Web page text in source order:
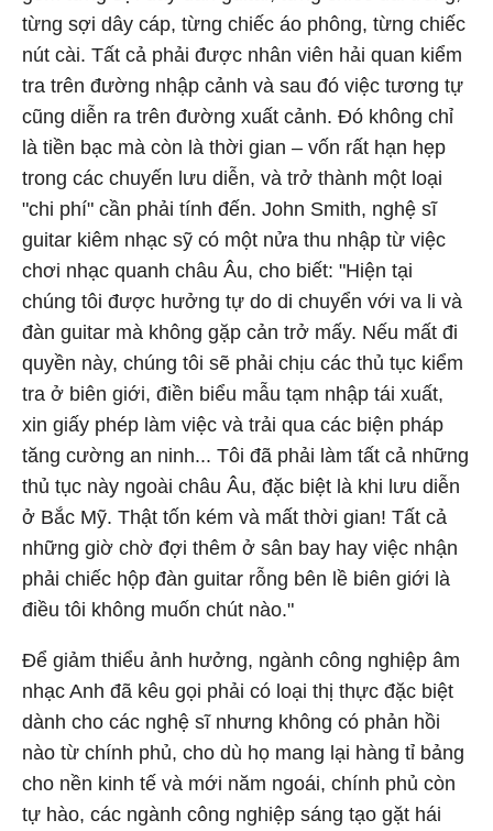
từng sợi dây cáp, từng chiếc áo phông, từng chiếc
nút cài. Tất cả phải được nhân viên hải quan kiểm
tra trên đường nhập cảnh và sau đó việc tương tự
cũng diễn ra trên đường xuất cảnh. Đó không chỉ
là tiền bạc mà còn là thời gian – vốn rất hạn hẹp
trong các chuyến lưu diễn, và trở thành một loại
"chi phí" cần phải tính đến. John Smith, nghệ sĩ
guitar kiêm nhạc sỹ có một nửa thu nhập từ việc
chơi nhạc quanh châu Âu, cho biết: "Hiện tại
chúng tôi được hưởng tự do di chuyển với va li và
đàn guitar mà không gặp cản trở mấy. Nếu mất đi
quyền này, chúng tôi sẽ phải chịu các thủ tục kiểm
tra ở biên giới, điền biểu mẫu tạm nhập tái xuất,
xin giấy phép làm việc và trải qua các biện pháp
tăng cường an ninh... Tôi đã phải làm tất cả những
thủ tục này ngoài châu Âu, đặc biệt là khi lưu diễn
ở Bắc Mỹ. Thật tốn kém và mất thời gian! Tất cả
những giờ chờ đợi thêm ở sân bay hay việc nhận
phải chiếc hộp đàn guitar rỗng bên lề biên giới là
điều tôi không muốn chút nào."
Để giảm thiểu ảnh hưởng, ngành công nghiệp âm
nhạc Anh đã kêu gọi phải có loại thị thực đặc biệt
dành cho các nghệ sĩ nhưng không có phản hồi
nào từ chính phủ, cho dù họ mang lại hàng tỉ bảng
cho nền kinh tế và mới năm ngoái, chính phủ còn
tự hào, các ngành công nghiệp sáng tạo gặt hái